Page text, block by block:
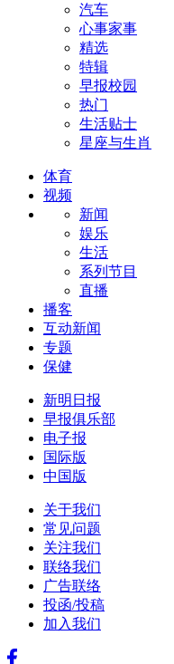
汽车
心事家事
精选
特辑
早报校园
热门
生活贴士
星座与生肖
体育
视频
新闻
娱乐
生活
系列节目
直播
播客
互动新闻
专题
保健
新明日报
早报俱乐部
电子报
国际版
中国版
关于我们
常见问题
关注我们
联络我们
广告联络
投函/投稿
加入我们